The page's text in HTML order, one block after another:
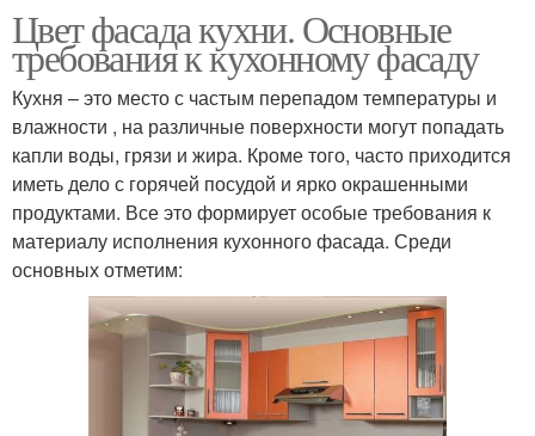
Цвет фасада кухни. Основные
требования к кухонному фасаду
Кухня – это место с частым перепадом температуры и
влажности , на различные поверхности могут попадать
капли воды, грязи и жира. Кроме того, часто приходится
иметь дело с горячей посудой и ярко окрашенными
продуктами. Все это формирует особые требования к
материалу исполнения кухонного фасада. Среди
основных отметим: